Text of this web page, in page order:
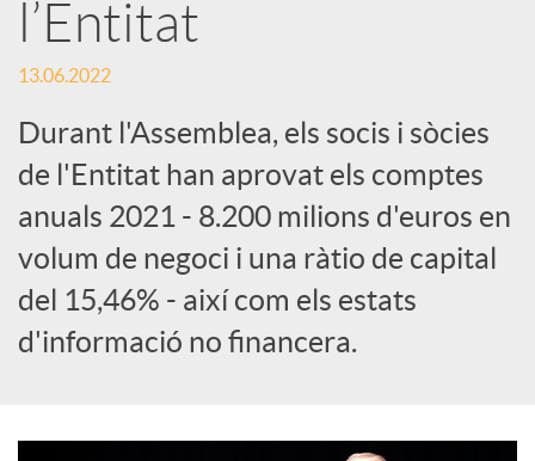
s
S
o
c
i
l’Entitat
13.06.2022
Durant l'Assemblea, els socis i sòcies
de l'Entitat han aprovat els comptes
anuals 2021 - 8.200 milions d'euros en
volum de negoci i una ràtio de capital
del 15,46% - així com els estats
d'informació no financera.